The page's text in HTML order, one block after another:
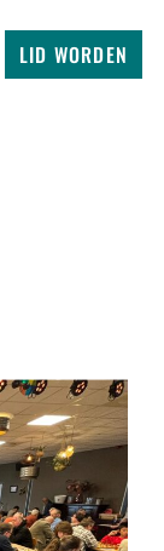
LID WORDEN